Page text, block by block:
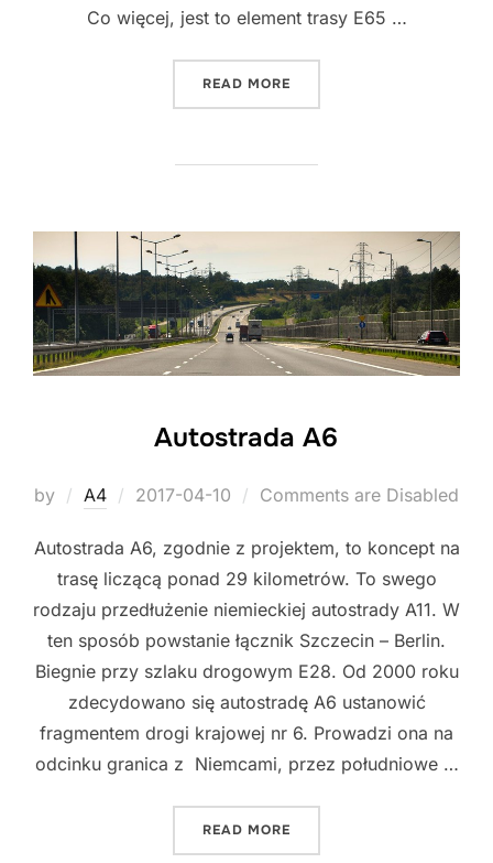
Co więcej, jest to element trasy E65 …
READ MORE
Autostrada A6
by A4
Posted
2017-04-10 Comments are Disabled
Autostrada A6, zgodnie z projektem, to koncept na
trasę liczącą ponad 29 kilometrów. To swego
rodzaju przedłużenie niemieckiej autostrady A11. W
ten sposób powstanie łącznik Szczecin – Berlin.
Biegnie przy szlaku drogowym E28. Od 2000 roku
zdecydowano się autostradę A6 ustanowić
fragmentem drogi krajowej nr 6. Prowadzi ona na
odcinku granica z Niemcami, przez południowe …
READ MORE